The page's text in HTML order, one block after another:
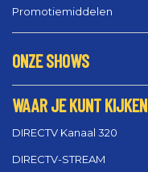
Promotiemiddelen
ONZE SHOWS
WAAR JE KUNT KIJKEN
DIRECTV Kanaal 320
DIRECTV-STREAM